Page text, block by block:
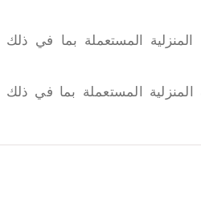
المستعملة بما في
المستعملة بما في